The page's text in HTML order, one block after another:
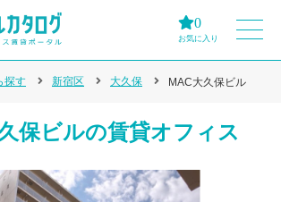
0
お気に入り
探す 新宿区 大久保 MAC大久保ビル
保ビルの賃貸オフィス